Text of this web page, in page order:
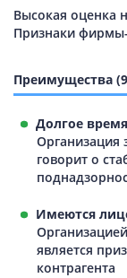
Высокая оценка
Признаки
Преимущества
Долгое
Организация
говорит о
Имеются
является
контрагента